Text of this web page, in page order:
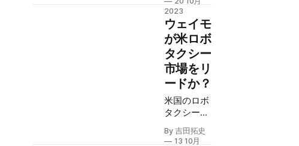
の構造に統
合すること
の難しさを
物語る。自
動車とソフ
トウェアは
かなり違
う。
は、米中で
進行する変
化から隔絶
されていた
日本を、そ
の競争にお
ける重要な
地域へと再
定義する可
能性があ
る。高齢化
する日本に
2023
ウェイモ
が米ロボ
タクシー
市場をリ
ードか？
米国のロボ
タクシー市
場をリード
しているの
By 吉田拓史
13 10月